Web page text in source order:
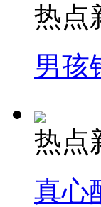
女孩北京地
无痛分娩是
外交部：反
热点
男孩
热点
真心